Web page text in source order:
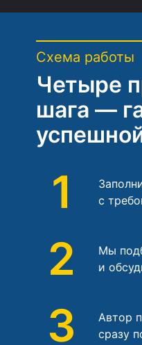
Схема работы
Четыре
шага —
1
с
2
Мы
и
3
Автор
сразу